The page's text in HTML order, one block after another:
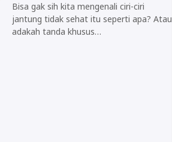
Bisa gak sih kita mengenali ciri-ciri
jantung tidak sehat itu seperti apa? Atau
adakah tanda khusus…